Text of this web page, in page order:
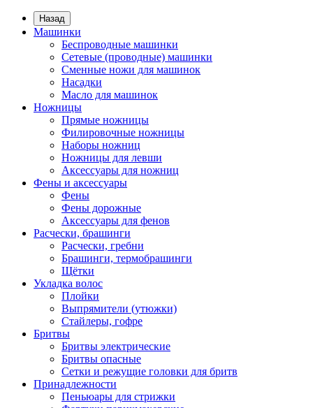
Назад
Машинки
Беспроводные машинки
Сетевые (проводные) машинки
Сменные ножи для машинок
Насадки
Масло для машинок
Ножницы
Прямые ножницы
Филировочные ножницы
Наборы ножниц
Ножницы для левши
Аксессуары для ножниц
Фены и аксессуары
Фены
Фены дорожные
Аксессуары для фенов
Расчески, брашинги
Расчески, гребни
Брашинги, термобрашинги
Щётки
Укладка волос
Плойки
Выпрямители (утюжки)
Стайлеры, гофре
Бритвы
Бритвы электрические
Бритвы опасные
Сетки и режущие головки для бритв
Принадлежности
Пеньюары для стрижки